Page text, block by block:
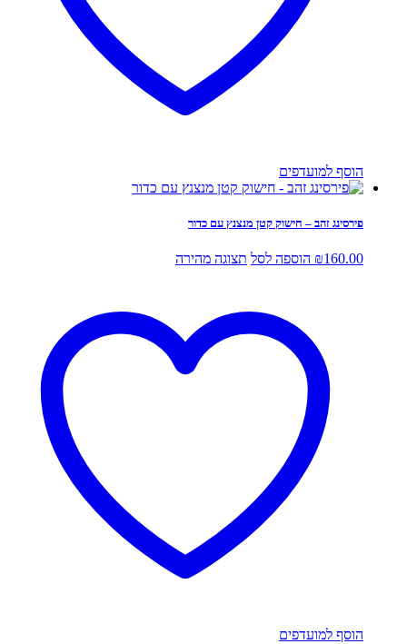
הוסף למועדפים
פירסינג זהב – חישוק קטן מנצנץ עם כדור
₪160.00 הוספה לסל תצוגה מהירה
הוסף למועדפים